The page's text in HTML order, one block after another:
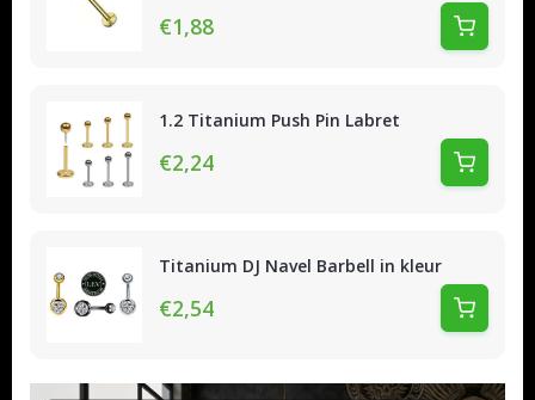
€1,88
1.2 Titanium Push Pin Labret
€2,24
Titanium DJ Navel Barbell in kleur
€2,54